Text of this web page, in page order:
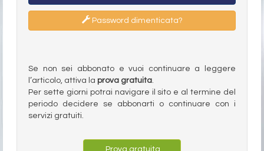
Password dimenticata?
Se non sei abbonato e vuoi continuare a leggere
l’articolo, attiva la prova gratuita.
Per sette giorni potrai navigare il sito e al termine del
periodo decidere se abbonarti o continuare con i
servizi gratuiti.
Prova gratuita